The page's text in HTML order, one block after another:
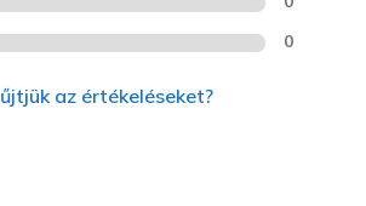
0
az értékeléseket?